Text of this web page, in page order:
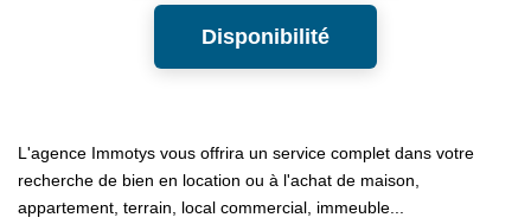
Disponibilité
L'agence Immotys vous offrira un service complet dans votre
recherche de bien en location ou à l'achat de maison,
appartement, terrain, local commercial, immeuble...